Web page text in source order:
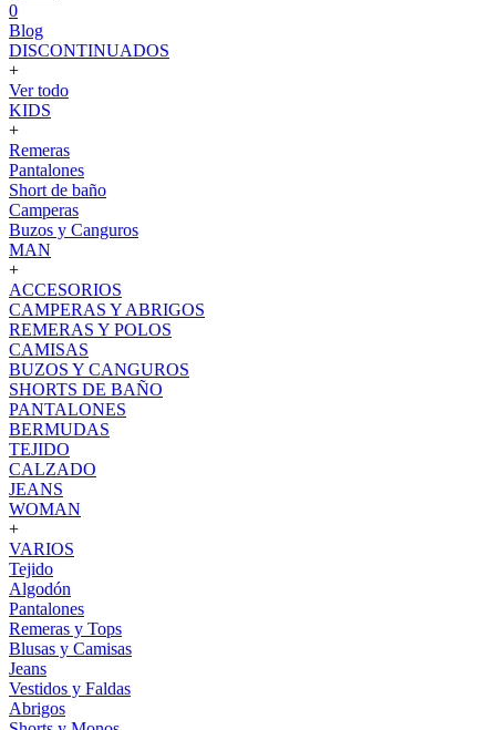
0
Blog
DISCONTINUADOS
+
Ver todo
KIDS
+
Remeras
Pantalones
Short de baño
Camperas
Buzos y Canguros
MAN
+
ACCESORIOS
CAMPERAS Y ABRIGOS
REMERAS Y POLOS
CAMISAS
BUZOS Y CANGUROS
SHORTS DE BAÑO
PANTALONES
BERMUDAS
TEJIDO
CALZADO
JEANS
WOMAN
+
VARIOS
Tejido
Algodón
Pantalones
Remeras y Tops
Blusas y Camisas
Jeans
Vestidos y Faldas
Abrigos